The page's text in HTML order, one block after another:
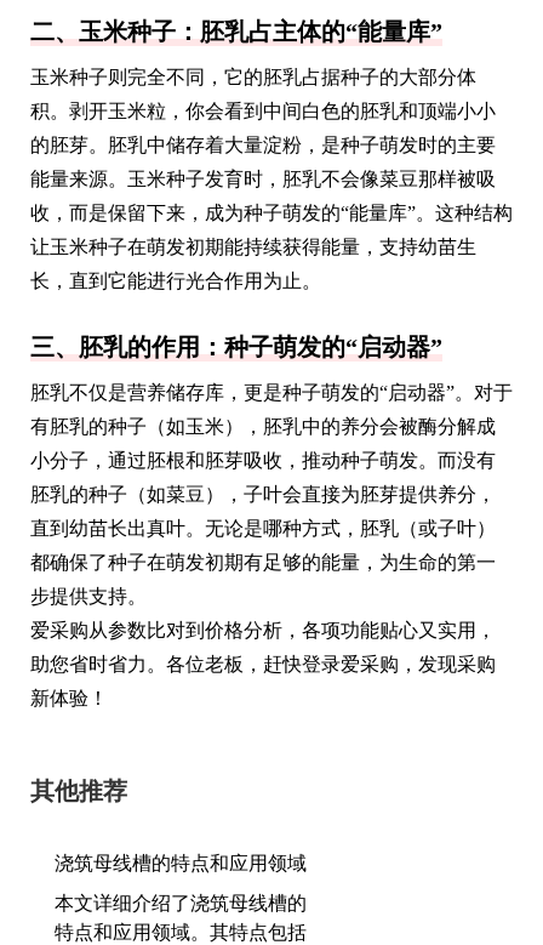
二、玉米种子：胚乳占主体的“能量库”
玉米种子则完全不同，它的胚乳占据种子的大部分体
积。剥开玉米粒，你会看到中间白色的胚乳和顶端小小
的胚芽。胚乳中储存着大量淀粉，是种子萌发时的主要
能量来源。玉米种子发育时，胚乳不会像菜豆那样被吸
收，而是保留下来，成为种子萌发的“能量库”。这种结构
让玉米种子在萌发初期能持续获得能量，支持幼苗生
长，直到它能进行光合作用为止。
三、胚乳的作用：种子萌发的“启动器”
胚乳不仅是营养储存库，更是种子萌发的“启动器”。对于
有胚乳的种子（如玉米），胚乳中的养分会被酶分解成
小分子，通过胚根和胚芽吸收，推动种子萌发。而没有
胚乳的种子（如菜豆），子叶会直接为胚芽提供养分，
直到幼苗长出真叶。无论是哪种方式，胚乳（或子叶）
都确保了种子在萌发初期有足够的能量，为生命的第一
步提供支持。
爱采购从参数比对到价格分析，各项功能贴心又实用，
助您省时省力。各位老板，赶快登录爱采购，发现采购
新体验！
其他推荐
浇筑母线槽的特点和应用领域
本文详细介绍了浇筑母线槽的
特点和应用领域。其特点包括